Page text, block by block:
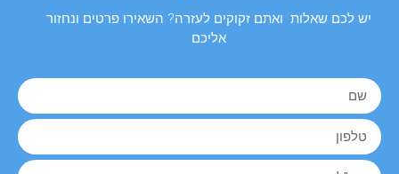
יש לכם שאלות ואתם זקוקים לעזרה? השאירו פרטים ונחזור
אליכם